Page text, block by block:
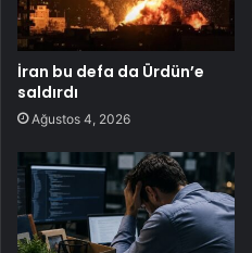
İran bu defa da Ürdün’e
saldırdı
Ağustos 4, 2026